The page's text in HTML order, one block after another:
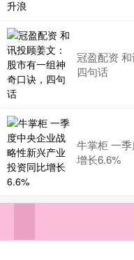
冠盈配资
四句话
牛掌柜 一
增长6.6%